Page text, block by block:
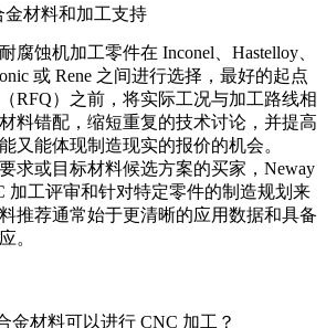
金材料和加工支持
腐蚀机加工零件在 Inconel、Hastelloy、
或 Rene 之间进行选择，最好的起点
RFQ）之前，将实际工况与加工路线相
料错配，缩短重复的技术讨论，并提高
又能体现制造现实的报价的机会。
求或目标材料候选方案的买家，Neway
加工评审和针对特定零件的制造规划来
推荐通常始于更清晰的应用数据和具备
。
金材料可以进行 CNC 加工？